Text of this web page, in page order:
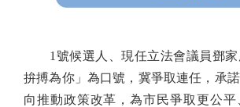
1號候選人、現任立法會議員鄧家
拚搏為你」為口號，冀爭取連任，承
向推動政策改革，為市民爭取更公平